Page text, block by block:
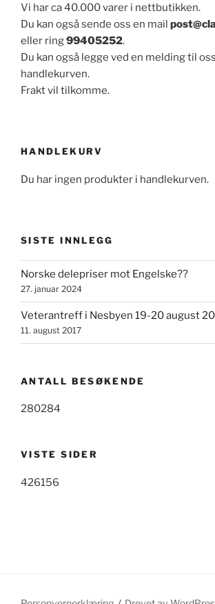
Vi har ca 40.000 varer i nettbutikken.
Du kan også sende oss en mail
eller ring99405252.
Du kan også legge ved en melding til
handlekurven.
Frakt vil tilkomme.
HANDLEKURV
Du har ingen produkter i handlekurven.
SISTE INNLEGG
Norske delepriser mot Engelske??
27. januar 2024
Veterantreff i Nesbyen 19-20 august
11. august 2017
ANTALL BESØKENDE
280284
VISTE SIDER
426156